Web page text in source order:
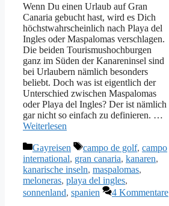
Wenn Du einen Urlaub auf Gran
Canaria gebucht hast, wird es Dich
höchstwahrscheinlich nach Playa del
Ingles oder Maspalomas verschlagen.
Die beiden Tourismushochburgen
ganz im Süden der Kanareninsel sind
bei Urlaubern nämlich besonders
beliebt. Doch was ist eigentlich der
Unterschied zwischen Maspalomas
oder Playa del Ingles? Der ist nämlich
gar nicht so einfach zu definieren. …
Weiterlesen
Kategorien
Gayreisen Schlagwörter
campo de golf, campo
international, gran canaria, kanaren,
kanarische inseln, maspalomas,
meloneras, playa del ingles,
sonnenland, spanien 4 Kommentare